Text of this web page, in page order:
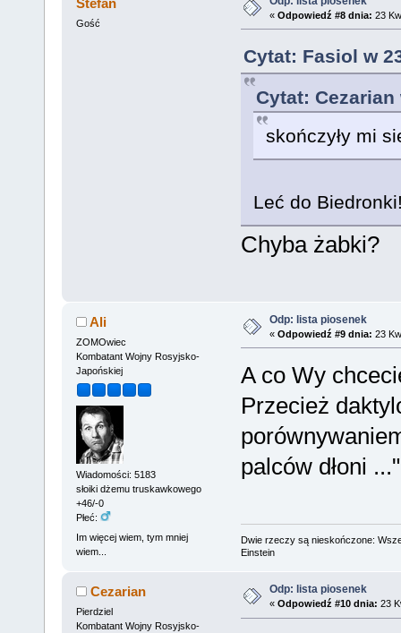
Gość
« Odpowiedź #8 dnia: 23
Cytat: Fasiol w
Cytat: Cezarian
skończyły mi
Leć do
Chyba żabki?
Ali
ZOMOwiec
Kombatant Wojny Rosyjsko-
Japońskiej
Wiadomości: 5183
słoiki dżemu truskawkowego
+46/-0
Płeć:
Im więcej wiem, tym mniej
wiem...
Odp: lista piosenek
« Odpowiedź #9 dnia: 23
A co Wy
Przecież
palców dłoni
Dwie rzeczy są nieskończone:
Einstein
Cezarian
Pierdziel
Kombatant Wojny Rosyjsko-
Odp: lista piosenek
« Odpowiedź #10 dnia: 23